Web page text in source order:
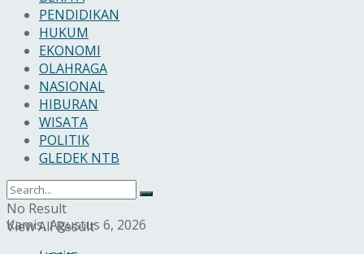
Kamis, Agustus 6, 2026
PENDIDIKAN
HUKUM
EKONOMI
OLAHRAGA
NASIONAL
HIBURAN
WISATA
POLITIK
GLEDEK NTB
No Result
View All Result